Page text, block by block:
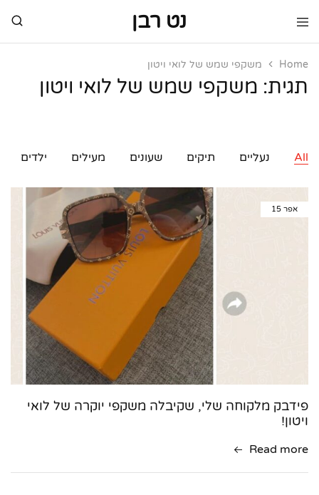
נט רבן
נט
מותגי
מותגי
Home משקפי שמש של לואי ויטון
תגית: משקפי שמש של לואי ויטון
All נעליים תיקים שעונים מעילים ילדים
אפר 15
פידבק מלקוחה שלי, שקיבלה משקפי יוקרה של לואי
ויטון!
Read more